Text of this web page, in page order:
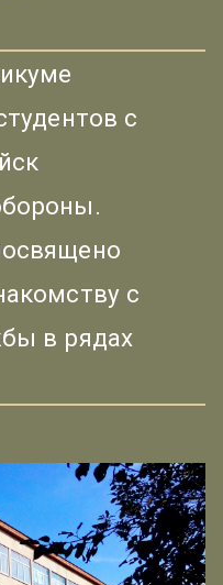
с
с
в рядах